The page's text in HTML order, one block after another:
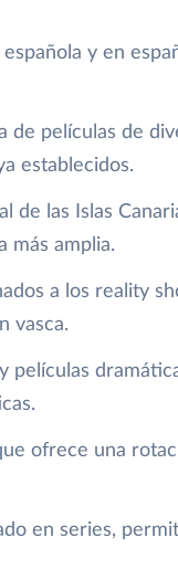
y en
de películas de
establecidos.
de las Islas
más amplia.
a los reality
vasca.
películas
ofrece una
en series,